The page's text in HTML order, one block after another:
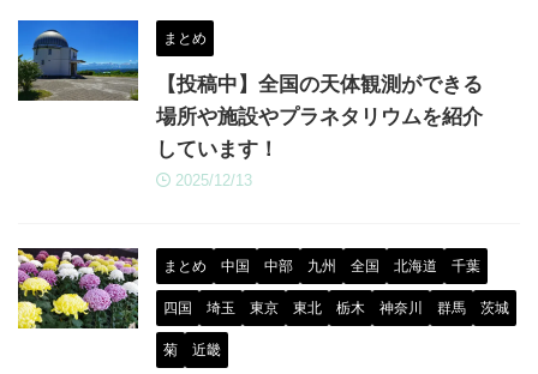
まとめ
【投稿中】全国の天体観測ができる
場所や施設やプラネタリウムを紹介
しています！
2025/12/13
まとめ 中国 中部 九州 全国 北海道 千葉
四国 埼玉 東京 東北 栃木 神奈川 群馬 茨城
菊 近畿